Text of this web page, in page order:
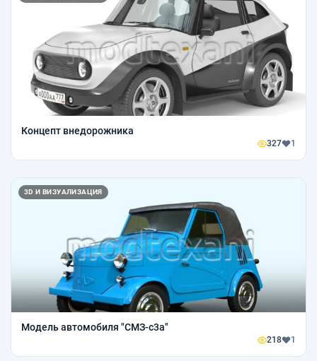
Концепт внедорожника
327 1
3D И ВИЗУАЛИЗАЦИЯ
Модель автомобиля "СМЗ-с3а"
218 1